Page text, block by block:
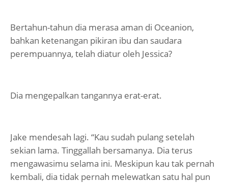
Bertahun-tahun dia merasa aman di Oceanion,
bahkan ketenangan pikiran ibu dan saudara
perempuannya, telah diatur oleh Jessica?
Dia mengepalkan tangannya erat-erat.
Jake mendesah lagi. “Kau sudah pulang setelah
sekian lama. Tinggallah bersamanya. Dia terus
mengawasimu selama ini. Meskipun kau tak pernah
kembali, dia tidak pernah melewatkan satu hal pun